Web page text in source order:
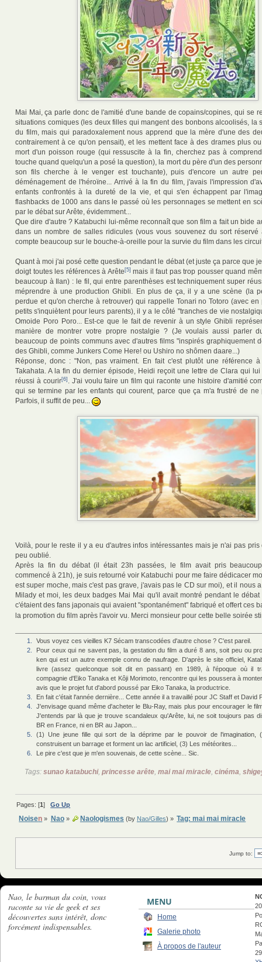
Mai Mai, ça parle donc de l'amitié d'une bande de copains/copines, qui se
situations comiques (les deux filles qui mangent des bonbons alcoolisés, la
du film, mais qui paradoxalement nous apprend que la mère d'une des
contrairement à ce qu'on pensait), et les mettent face à des drames plus
mort d'un poisson rouge (qui ressuscite à la fin, cherchez pas à
touche quand quelqu'un a posé la question), la mort du père d'un des
son fils cherche à le venger est touchante), puis d'encore un autre
déménagement de l'héroïne... Arrivé à la fin du film, j'avais l'impression
enfants confrontés à la dureté de la vie, et qui s'en échappent par
flashbacks de 1000 ans dans le passé où les personnages se mettent en
par le débat sur Arête, évidemment...
Que dire d'autre ? Katabuchi lui-même reconnaît que son film a fait un bide
dans un nombre de salles ridicules (vous vous souvenez du sort
compte beaucoup sur le bouche-à-oreille pour la survie du film dans les
Quant à moi j'ai posé cette question pendant le débat (et juste ça parce que
doigt toutes les références à Arête [5] mais il faut pas trop pousser quand
beaucoup à Ilan) : le fil, qui entre parenthèses est techniquement super
méprendre à une production Ghibli. En plus de ça, il y a une scène (la
perdue et qu'on cherche à retrouver) qui rappelle Tonari no Totoro (avec
petits s'inquiètent pour leurs parents), il y a le côté "tranches de vie
Omoide Poro Poro... Est-ce que le fait de revenir à un style Ghibli
manière de montrer votre propre nostalgie ? (Je voulais aussi parler
beaucoup de points communs avec d'autres films "inspirés graphiquement
des Ghibli, comme Junkers Come Here! ou Ushiro no shômen daare...)
Réponse, donc : "Non, pas vraiment. En fait c'est plutôt une référence
Takahata. A la fin du dernier épisode, Heidi reçoit une lettre de Clara qui
réussi à courir[6] . J'ai voulu faire un film qui raconte une histoire d'amitié
qui se termine par les enfants qui courent, parce que ça m'a frustré de ne
Parfois, il suffit de peu...
Voilà, pour le reste il y a eu d'autres infos intéressantes mais je n'ai pas
peu oublié.
Après la fin du débat (il était 23h passées, le film avait pris
commencé à 21h), je suis retourné voir Katabuchi pour me faire dédicacer
est super moche, mais c'est pas grave, j'avais pas le CD sur moi), et il nous
Milady et moi, les deux badges Mai Mai qu'il avait montré pendant le
c'étaient des fans japonais qui avaient "spontanément" fabriqué et offert ces
la promotion du film après l'avoir vu. Merci monsieur pour cette belle soirée
1.
Vous voyez ces vieilles K7 Sécam transcodées d'autre chose ? C'est pareil.
2.
Pour ceux qui ne savent pas, la gestation du film a duré 8 ans, soit peu ou
ken qui est un autre exemple connu de naufrage. D'après le site officiel,
livre (assez quelconque soit dit en passant) en 1989, à l'époque où il
compagnie d'Eiko Tanaka et Kôji Morimoto, rencontre qui les poussera à
avis que le projet fut d'abord poussé par Eiko Tanaka, la productrice.
3.
En fait c'était l'année dernière... Cette année il a travaillé pour JC Staff et David
4.
J'envisage quand même d'acheter le Blu-Ray, mais plus pour encourager le
J'entends par là que je trouve scandaleux qu'Arête, lui, ne soit toujours pas
BR en France, ni en BR au Japon...
5.
(1) Une jeune fille qui sort de la déprime par le pouvoir de l'imagination,
construisent un barrage et forment un lac artificiel, (3) Les météorites...
6.
Le pire c'est que je m'en souvenais, de cette scène... Sic.
Tags: sunao katabuchi, princesse arête, mai mai miracle, cinéma
Pages: [1]Go Up
Noisen » Nao» Naologismes (by Nao/Gilles) » Tag: mai mai miracle
Jump to:
Nao, le barman du coin, vous
raconte sa vie de geek et ses
découvertes sans intérêt, donc
forcément indispensables.
MENU
Home
Galerie photo
À propos de l'auteur